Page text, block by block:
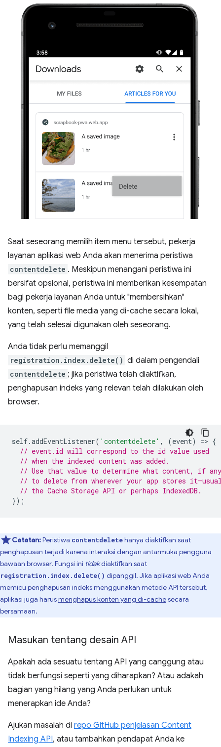
Saat seseorang memilih item menu tersebut, pekerja
layanan aplikasi web Anda akan menerima peristiwa
contentdelete . Meskipun menangani peristiwa ini
bersifat opsional, peristiwa ini memberikan kesempatan
bagi pekerja layanan Anda untuk "membersihkan"
konten, seperti file media yang di-cache secara lokal,
yang telah selesai digunakan oleh seseorang.
Anda tidak perlu memanggil
registration.index.delete() di dalam pengendali
contentdelete ; jika peristiwa telah diaktifkan,
penghapusan indeks yang relevan telah dilakukan oleh
browser.
self.addEventListener( 'contentdelete' , (event) => {
// event.id will correspond to the id value used
// when the indexed content was added.
// Use that value to determine what content, if
// to delete from wherever your app stores
// the Cache Storage API or perhaps IndexedDB.
});
Catatan:Peristiwa contentdeletehanya diaktifkan saat
penghapusan terjadi karena interaksi dengan antarmuka pengguna
bawaan browser. Fungsi ini tidakdiaktifkan saat
registration.index.delete() dipanggil. Jika aplikasi web Anda
memicu penghapusan indeks menggunakan metode API tersebut,
aplikasi juga harusmenghapus konten yang di-cachesecara
bersamaan.
Masukan tentang desain API
Apakah ada sesuatu tentang API yang canggung atau
tidak berfungsi seperti yang diharapkan? Atau adakah
bagian yang hilang yang Anda perlukan untuk
menerapkan ide Anda?
Ajukan masalah di repo GitHub penjelasan Content
Indexing API, atau tambahkan pendapat Anda ke